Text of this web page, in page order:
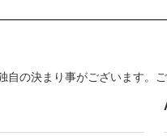
自の決まり事がございます。